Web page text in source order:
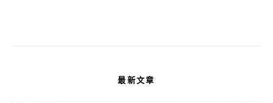
最新文章